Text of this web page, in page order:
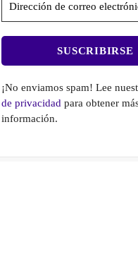
¡No enviamos spam! Lee
de privacidad para obtener
información.